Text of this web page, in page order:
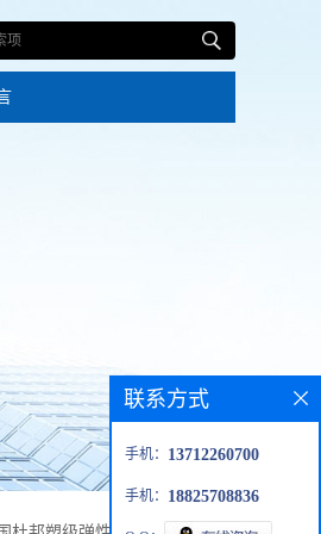
联系方式
手机： 13712260700
手机： 18825708836